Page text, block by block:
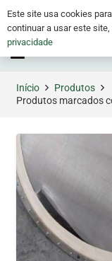
Início
Produtos
Produtos marcados
Este site usa cookies
continuar a usar este
privacidade